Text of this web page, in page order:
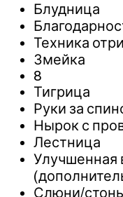
Блудница
Техника
Змейка
8
Тигрица
Руки за
Нырок с
Лестница
Улучшенная
Слюни/